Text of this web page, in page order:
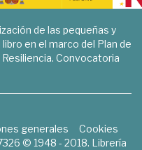
de las pequeñas y
en el marco del Plan de
Convocatoria
generales
Cookies
© 1948 - 2018. Librería